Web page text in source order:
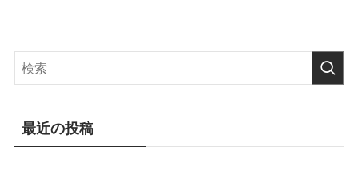
最近の投稿